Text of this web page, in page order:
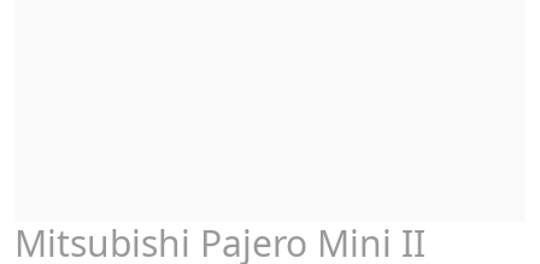
Mitsubishi Pajero Mini II